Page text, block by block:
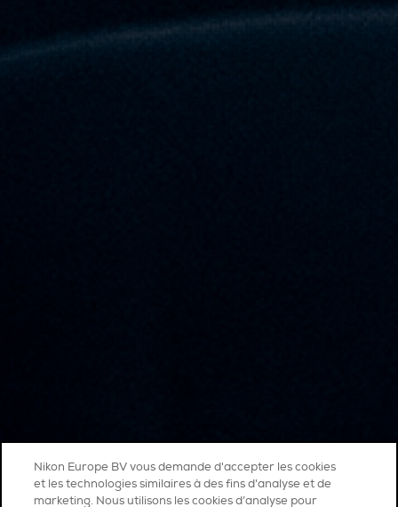
Nikon Europe BV vous demande d'accepter les cookies
et les technologies similaires à des fins d'analyse et de
marketing. Nous utilisons les cookies d’analyse pour